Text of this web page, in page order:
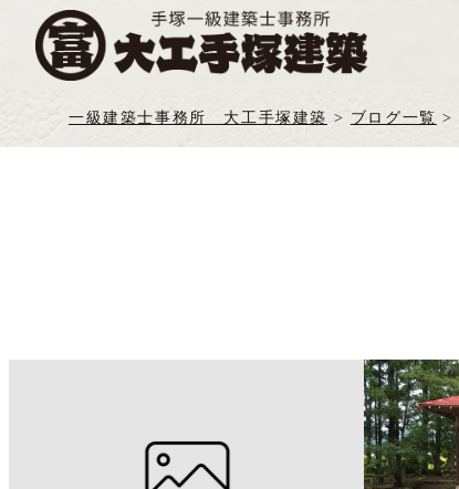
一級建築士事務所 大工手塚建築 > ブログ一覧 >